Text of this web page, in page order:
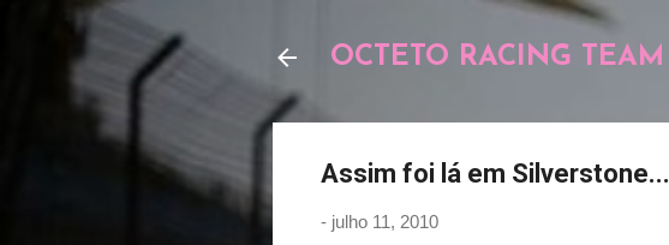
OCTETO RACING TEAM
Assim foi lá em Silverstone...
- julho 11, 2010